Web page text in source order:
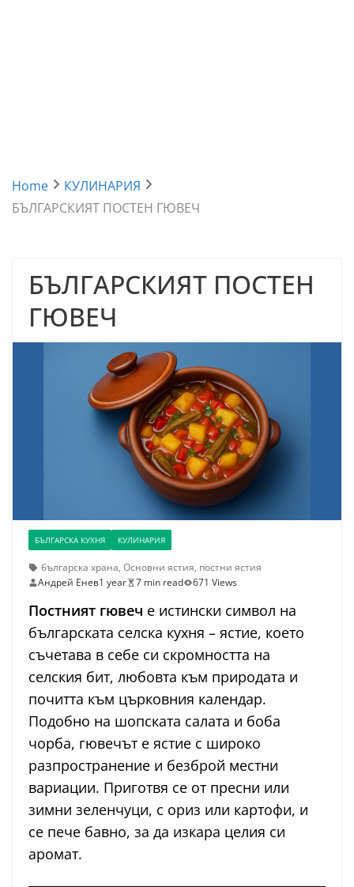
Home
КУЛИНАРИЯ
БЪЛГАРСКИЯТ ПОСТЕН ГЮВЕЧ
БЪЛГАРСКИЯТ ПОСТЕН
ГЮВЕЧ
БЪЛГАРСКА КУХНЯ КУЛИНАРИЯ
българска храна, Основни ястия, постни ястия
Андрей Енев1 year 7 min read 671 Views
Постният гювеч е истински символ на
българската селска кухня – ястие, което
съчетава в себе си скромността на
селския бит, любовта към природата и
почитта към църковния календар.
Подобно на шопската салата и боба
чорба, гювечът е ястие с широко
разпространение и безброй местни
вариации. Приготвя се от пресни или
зимни зеленчуци, с ориз или картофи, и
се пече бавно, за да изкара целия си
аромат.